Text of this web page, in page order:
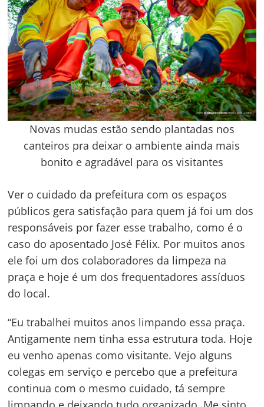
Novas mudas estão sendo plantadas nos
canteiros pra deixar o ambiente ainda mais
bonito e agradável para os visitantes
Ver o cuidado da prefeitura com os espaços
públicos gera satisfação para quem já foi um dos
responsáveis por fazer esse trabalho, como é o
caso do aposentado José Félix. Por muitos anos
ele foi um dos colaboradores da limpeza na
praça e hoje é um dos frequentadores assíduos
do local.
“Eu trabalhei muitos anos limpando essa praça.
Antigamente nem tinha essa estrutura toda. Hoje
eu venho apenas como visitante. Vejo alguns
colegas em serviço e percebo que a prefeitura
continua com o mesmo cuidado, tá sempre